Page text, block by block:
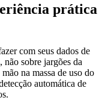
prática
com seus dados de
não sobre jargões da
na massa de uso do
automática de